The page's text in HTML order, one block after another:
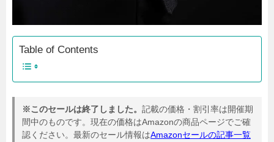
Table of Contents
※このセールは終了しました。 記載の価格・割引率は開催期
間中のものです。現在の価格はAmazonの商品ページでご確
認ください。最新のセール情報はAmazonセールの記事一覧